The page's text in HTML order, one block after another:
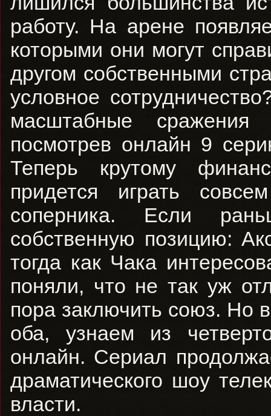
работу. На арене
которыми они могут
другом собственными
условное
масштабные
посмотрев онлайн 9
Теперь крутому
придется играть
соперника. Если
собственную позицию:
тогда как Чака
поняли, что не так уж
пора заключить союз. Но
оба, узнаем из
онлайн. Сериал
драматического шоу
власти.